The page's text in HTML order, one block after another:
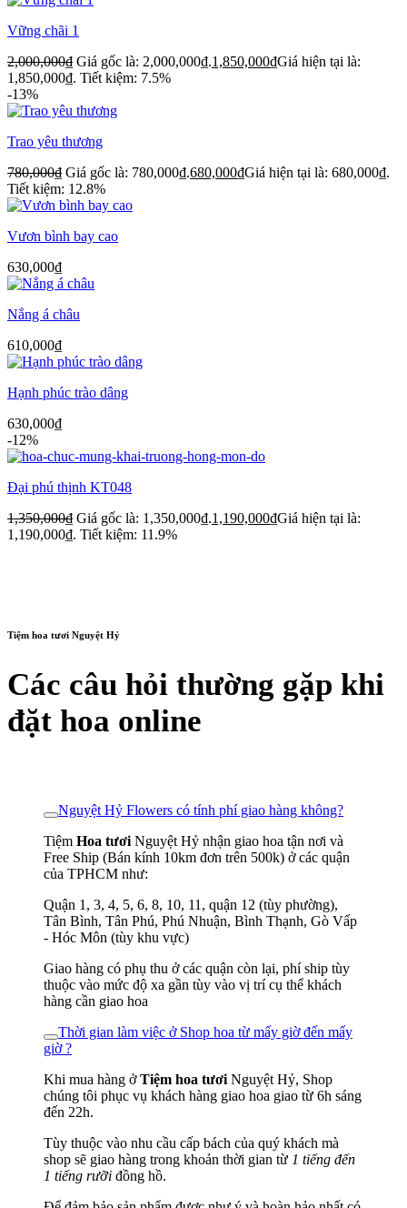
Vững chãi 1
2,000,000₫ Giá gốc là: 2,000,000₫.1,850,000₫Giá hiện tại là:
1,850,000₫. Tiết kiệm: 7.5%
-13%
Trao yêu thương
780,000₫ Giá gốc là: 780,000₫.680,000₫Giá hiện tại là: 680,000₫.
Tiết kiệm: 12.8%
Vươn bình bay cao
630,000₫
Nắng á châu
610,000₫
Hạnh phúc trào dâng
630,000₫
-12%
Đại phú thịnh KT048
1,350,000₫ Giá gốc là: 1,350,000₫.1,190,000₫Giá hiện tại là:
1,190,000₫. Tiết kiệm: 11.9%
Tiệm hoa tươi Nguyệt Hỷ
Các câu hỏi thường gặp khi
đặt hoa online
Nguyệt Hỷ Flowers có tính phí giao hàng không?
Tiệm Hoa tươi Nguyệt Hỷ nhận giao hoa tận nơi và
Free Ship (Bán kính 10km đơn trên 500k) ở các quận
của TPHCM như:
Quận 1, 3, 4, 5, 6, 8, 10, 11, quận 12 (tùy phường),
Tân Bình, Tân Phú, Phú Nhuận, Bình Thạnh, Gò Vấp
- Hóc Môn (tùy khu vực)
Giao hàng có phụ thu ở các quận còn lại, phí ship tùy
thuộc vào mức độ xa gần tùy vào vị trí cụ thể khách
hàng cần giao hoa
Thời gian làm việc ở Shop hoa từ mấy giờ đến mấy
giờ ?
Khi mua hàng ởTiệm hoa tươi Nguyệt Hỷ, Shop
chúng tôi phục vụ khách hàng giao hoa giao từ 6h sáng
đến 22h.
Tùy thuộc vào nhu cầu cấp bách của quý khách mà
shop sẽ giao hàng trong khoản thời gian từ 1 tiếng đến
1 tiếng rưỡi đồng hồ.